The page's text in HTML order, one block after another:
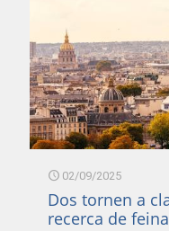
02/09/2025
Dos tornen a
recerca de